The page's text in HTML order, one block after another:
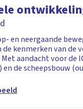
en neergaande
kenmerken van de
aandacht voor de
de scheepsbouw